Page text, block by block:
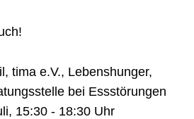
tima e.V., Lebenshunger,
bei Essstörungen
15:30 - 18:30 Uhr